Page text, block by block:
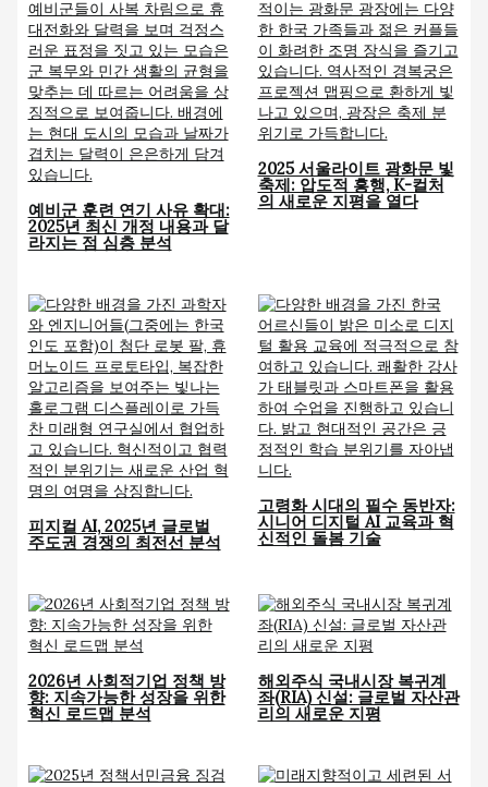
예비군 훈련 연기 사유 확대:
2025년 최신 개정 내용과 달
라지는 점 심층 분석
2025 서울라이트 광화문 빛
축제: 압도적 흥행, K-컬처
의 새로운 지평을 열다
피지컬 AI, 2025년 글로벌
주도권 경쟁의 최전선 분석
고령화 시대의 필수 동반자:
시니어 디지털 AI 교육과 혁
신적인 돌봄 기술
2026년 사회적기업 정책 방
향: 지속가능한 성장을 위한
혁신 로드맵 분석
해외주식 국내시장 복귀계
좌(RIA) 신설: 글로벌 자산관
리의 새로운 지평